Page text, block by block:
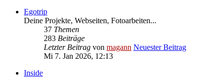
Egotrip
Deine Projekte, Webseiten, Fotoarbeiten...
37 Themen
283 Beiträge
Letzter Beitrag von magann Neuester Beitrag
Mi 7. Jan 2026, 12:13
Inside